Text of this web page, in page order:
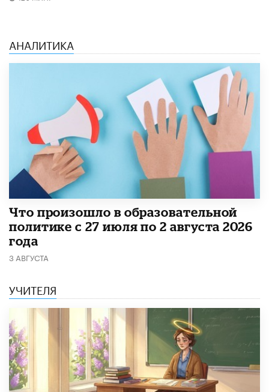
АНАЛИТИКА
​Что произошло в образовательной
политике с 27 июля по 2 августа 2026
года
3 АВГУСТА
УЧИТЕЛЯ